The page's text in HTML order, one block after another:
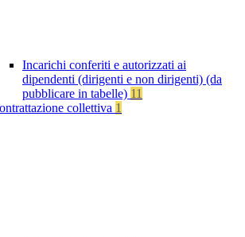
Incarichi conferiti e autorizzati ai
dipendenti (dirigenti e non dirigenti) (da
pubblicare in tabelle) 11
collettiva 1